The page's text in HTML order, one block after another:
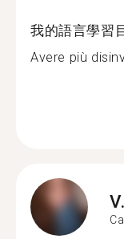
我的語言學習
Avere più
V.